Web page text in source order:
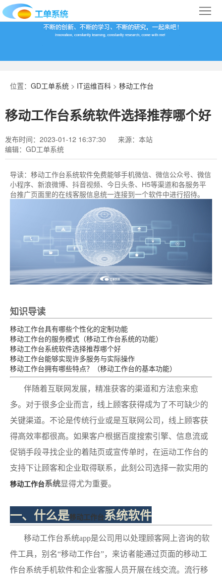
首
百
科
下
载
于
我
行
业
位置： GD工单系统 > IT运维百科 > 移动工作台
移动工作台系统软件选择推荐哪个好
发布时间：2023-01-12 16:37:30
来源：本站
编辑：GD工单系统
导读： 移动工作台系统软件免费能够手机微信、微信公众号、微信
小程序、新浪微博、抖音视频、今日头条、H5等渠道和各服务平
台推广页面里的在线客服信息统一连接到一个软件中进行招待。
知识导读
移动工作台具有哪些个性化的定制功能
移动工作台的服务模式（移动工作台系统的功能）
移动工作台系统软件选择推荐哪个好
移动工作台能够实现许多服务与实际操作
移动工作台拥有哪些特点？（移动工作台的基本功能）
伴随着互联网发展，精准获客的渠道和方法愈来愈
多。对于很多企业而言，线上顾客获得成为了不可缺少的
关键渠道。不论是传统行业或是互联网公司，线上顾客获
得高效率都很高。如果客户根据百度搜索引擎、信息流或
促销手段寻找企业的着陆页或宣传单时，在运动工作台的
支持下让顾客和企业取得联系，此刻公司选择一款实用的
移动工作台系统显得尤为重要。
一、什么是移动工作台系统软件
移动工作台系统app是公司用以处理顾客网上咨询的软
件工具，别名“移动工作台”，来访者能通过页面的移动工
作台系统手机软件和企业客服人员开展在线交流。流行移